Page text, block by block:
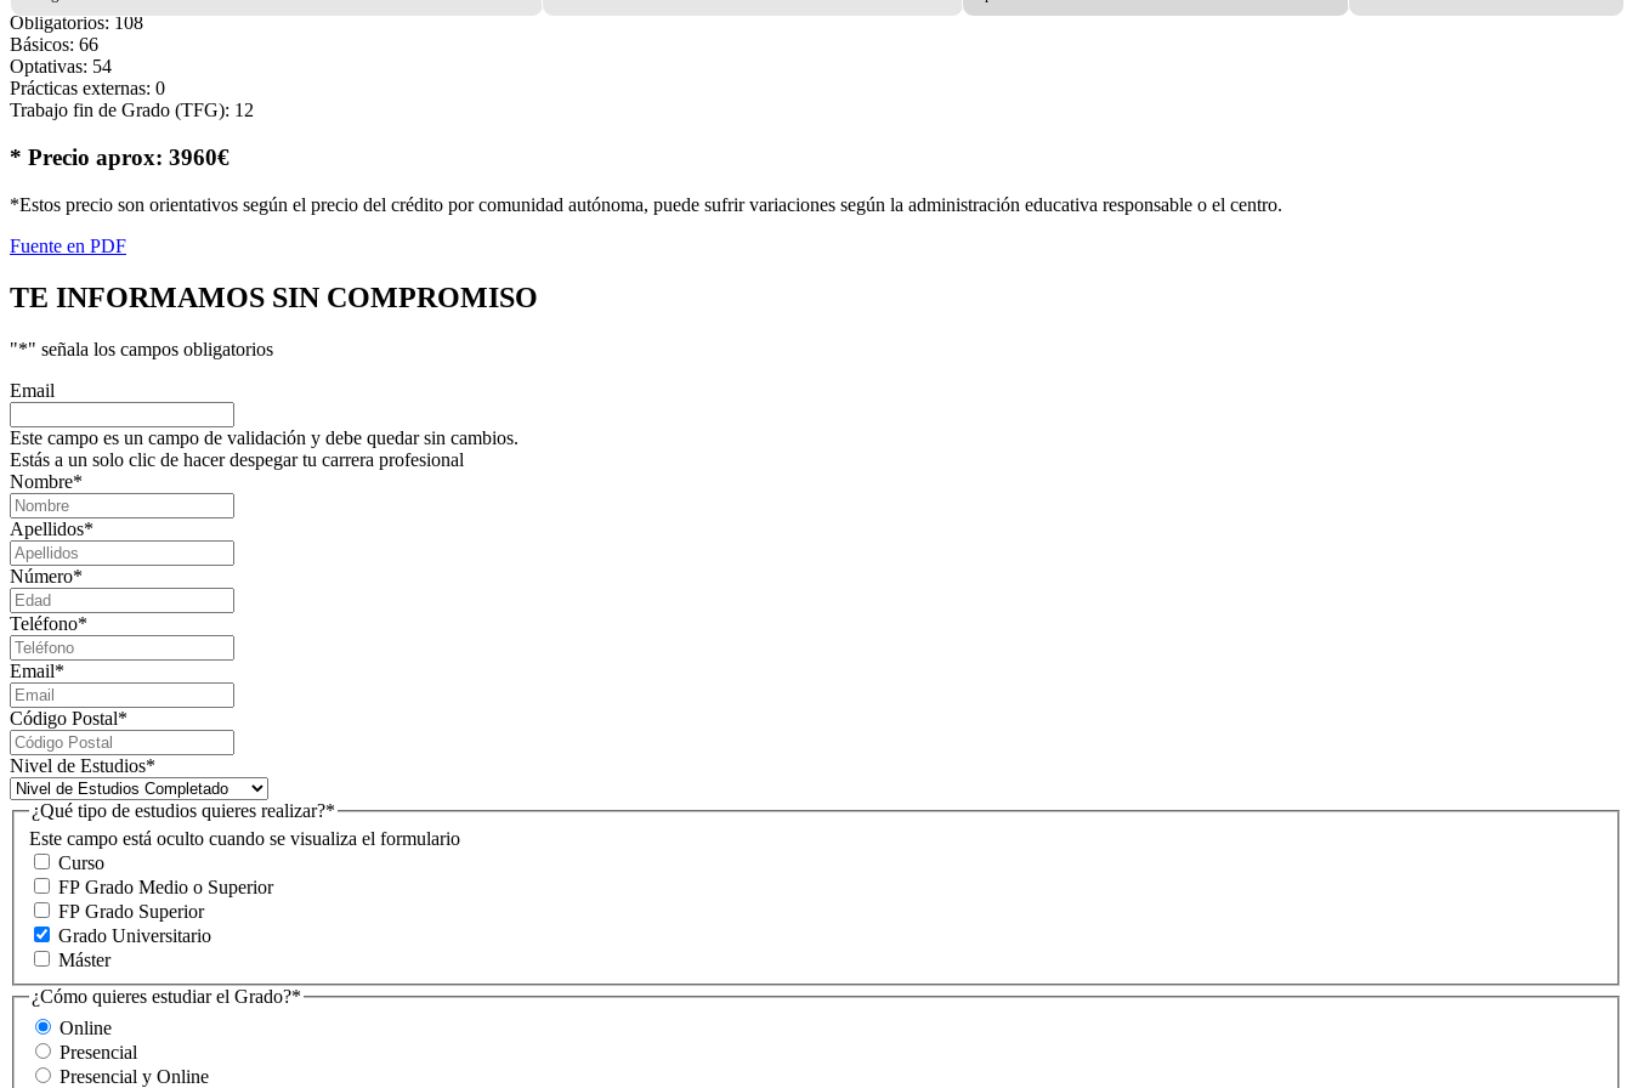
Obligatorios: 108
Básicos: 66
Optativas: 54
Prácticas externas: 0
Trabajo fin de Grado (TFG): 12
* Precio aprox: 3960€
*Estos precio son orientativos según el precio del crédito por comunidad autónoma, puede sufrir variaciones según la administración educativa responsable o el centro.
Fuente en PDF
TE INFORMAMOS SIN COMPROMISO
"*" señala los campos obligatorios
Email
Este campo es un campo de validación y debe quedar sin cambios.
Estás a un solo clic de hacer despegar tu carrera profesional
Nombre*
Apellidos*
Número*
Teléfono*
Email*
Código Postal*
Nivel de Estudios*
Este campo está oculto cuando se visualiza el formulario
¿Qué tipo de estudios quieres realizar?*
Curso
FP Grado Medio o Superior
FP Grado Superior
Grado Universitario
Máster
¿Cómo quieres estudiar el Grado?*
Online
Presencial
Presencial y Online